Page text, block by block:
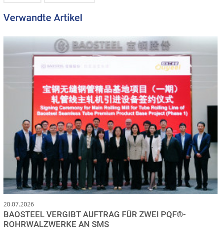
Verwandte Artikel
20.07.2026
BAOSTEEL VERGIBT AUFTRAG FÜR ZWEI PQF®-
ROHRWALZWERKE AN SMS